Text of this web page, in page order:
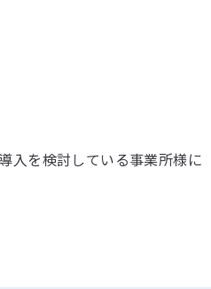
入を検討している事業所様に